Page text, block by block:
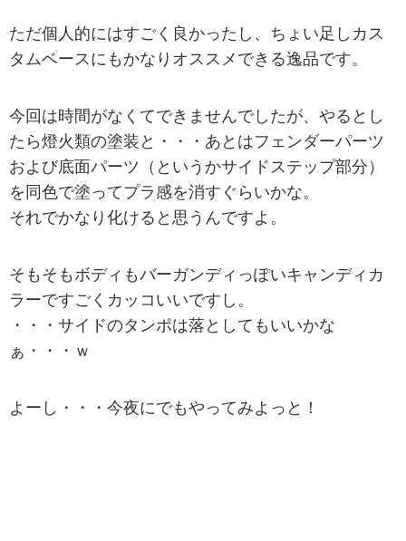
ただ個人的にはすごく良かったし、ちょい足しカス
タムベースにもかなりオススメできる逸品です。
今回は時間がなくてできませんでしたが、やるとし
たら燈火類の塗装と・・・あとはフェンダーパーツ
および底面パーツ（というかサイドステップ部分）
を同色で塗ってプラ感を消すぐらいかな。
それでかなり化けると思うんですよ。
そもそもボディもバーガンディっぽいキャンディカ
ラーですごくカッコいいですし。
・・・サイドのタンポは落としてもいいかな
ぁ・・・ｗ
よーし・・・今夜にでもやってみよっと！